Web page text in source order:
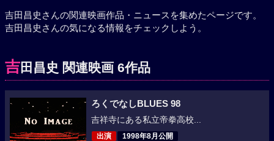
吉田昌史さんの関連映画作品・ニュースを集めたページです。
吉田昌史さんの気になる情報をチェックしよう。
吉田昌史 関連映画 6作品
ろくでなしBLUES 98
吉祥寺にある私立帝拳高校...
出演 1998年8月公開